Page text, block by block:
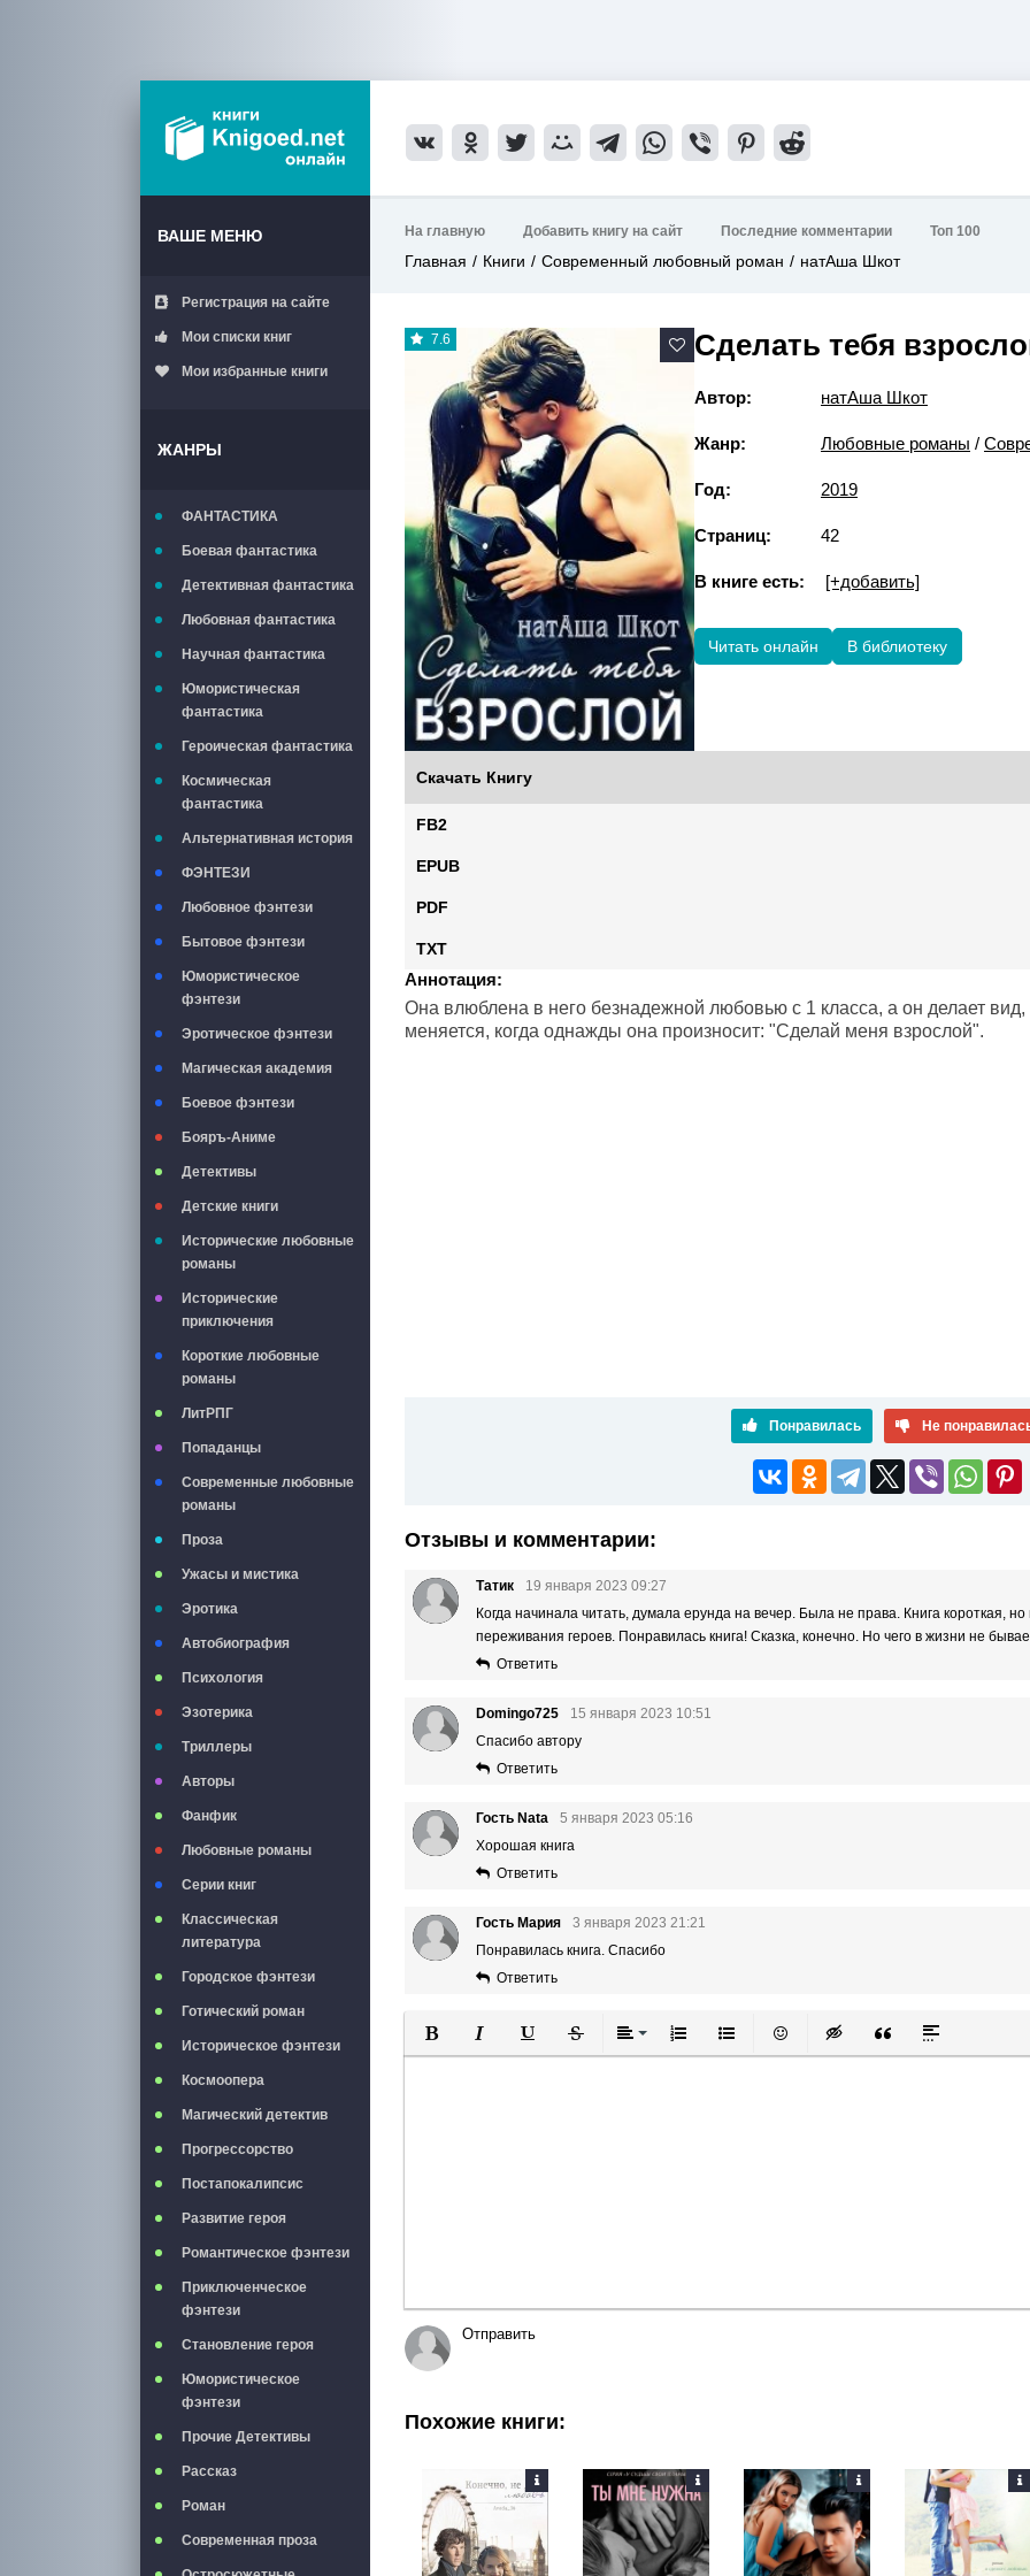
ВАШЕ МЕНЮ
Регистрация на сайте
Мои списки книг
Мои избранные книги
ЖАНРЫ
ФАНТАСТИКА
Боевая фантастика
Детективная фантастика
Любовная фантастика
Научная фантастика
Юмористическая
фантастика
Героическая фантастика
Космическая
фантастика
Альтернативная история
ФЭНТЕЗИ
Любовное фэнтези
Бытовое фэнтези
Юмористическое
фэнтези
Эротическое фэнтези
Магическая академия
Боевое фэнтези
Бояръ-Аниме
Детективы
Детские книги
Исторические любовные
романы
Исторические
приключения
Короткие любовные
романы
ЛитРПГ
Попаданцы
Современные любовные
романы
Проза
Ужасы и мистика
Эротика
Автобиография
Психология
Эзотерика
Триллеры
Авторы
Фанфик
Любовные романы
Серии книг
Классическая
литература
Городское фэнтези
Готический роман
Историческое фэнтези
Космоопера
Магический детектив
Прогрессорство
Постапокалипсис
Развитие героя
Романтическое фэнтези
Приключенческое
фэнтези
Становление героя
Юмористическое
фэнтези
Прочие Детективы
Рассказ
Роман
Современная проза
На главную Добавить книгу на сайт Последние комментарии Топ 100
Главная Книги Современный любовный роман натАша Шкот
7.6 Сделать тебя
Автор: натАша Шкот
Жанр: Любовные романы /
Год: 2019
Страниц: 42
В книге есть: [+добавить]
Читать онлайн В библиотеку
Скачать Книгу
FB2
EPUB
PDF
TXT
Аннотация:
Она влюблена в него безнадежной любовью с 1 класса, а он делает вид,
меняется, когда однажды она произносит: "Сделай меня взрослой".
Понравилась Не
Отзывы и комментарии:
Татик
19 января 2023 09:27
Когда начинала читать, думала ерунда на вечер. Была не права. Книга короткая,
переживания героев. Понравилась книга! Сказка, конечно. Но чего в жизни не
Ответить
Domingo725
15 января 2023 10:51
Спасибо автору
Ответить
Гость Nata
5 января 2023 05:16
Хорошая книга
Ответить
Гость Мария
3 января 2023 21:21
Понравилась книга. Спасибо
Ответить
Полужирный
КурсивПодчеркнутый
ЗачеркнутыйВыравнивание
Нумерованный список
Маркированный список
Вставить смайлик
Вставка скрытого текста
Вставка цитаты
Вставка
Отправить
Похожие книги: